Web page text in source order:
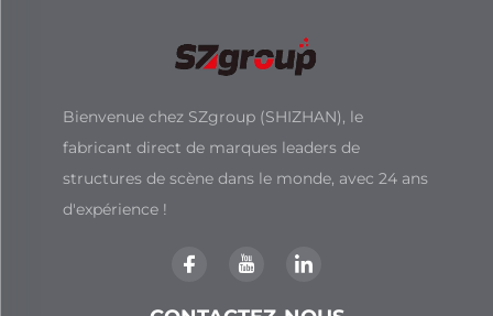
Bienvenue chez SZgroup (SHIZHAN), le
fabricant direct de marques leaders de
structures de scène dans le monde, avec 24 ans
d'expérience !